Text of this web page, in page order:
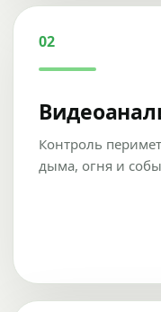
02
Контроль
дыма, огня и